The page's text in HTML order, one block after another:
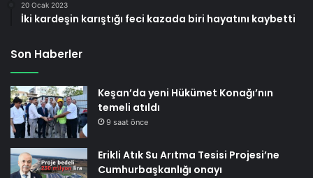
20 Ocak 2023
İki kardeşin karıştığı feci kazada biri hayatını kaybetti
Son Haberler
Keşan’da yeni Hükümet Konağı’nın
temeli atıldı
9 saat önce
Erikli Atık Su Arıtma Tesisi Projesi’ne
Cumhurbaşkanlığı onayı